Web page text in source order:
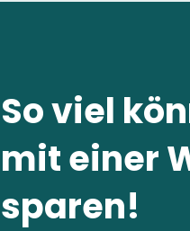
So viel
mit einer
sparen!